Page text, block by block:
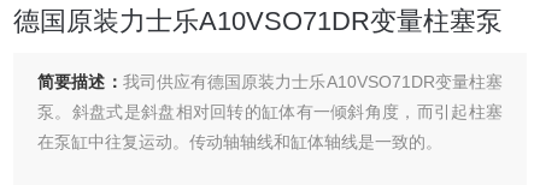
德国原装力士乐A10VSO71DR变量柱塞泵
简要描述： 我司供应有德国原装力士乐A10VSO71DR变量柱塞
泵。斜盘式是斜盘相对回转的缸体有一倾斜角度，而引起柱塞
在泵缸中往复运动。传动轴轴线和缸体轴线是一致的。